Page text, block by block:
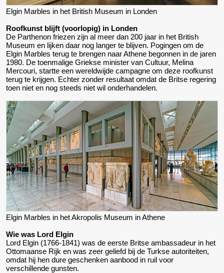
Elgin Marbles in het British Museum in Londen
Roofkunst blijft (voorlopig) in Londen
De Parthenon friezen zijn al meer dan 200 jaar in het British
Museum en lijken daar nog langer te blijven. Pogingen om de
Elgin Marbles terug te brengen naar Athene begonnen in de jaren
1980. De toenmalige Griekse minister van Cultuur, Melina
Mercouri, startte een wereldwijde campagne om deze roofkunst
terug te krijgen. Echter zonder resultaat omdat de Britse regering
toen niet en nog steeds niet wil onderhandelen.
Elgin Marbles in het Akropolis Museum in Athene
Wie was Lord Elgin
Lord Elgin (1766-1841) was de eerste Britse ambassadeur in het
Ottomaanse Rijk en was zeer geliefd bij de Turkse autoriteiten,
omdat hij hen dure geschenken aanbood in ruil voor
verschillende gunsten.